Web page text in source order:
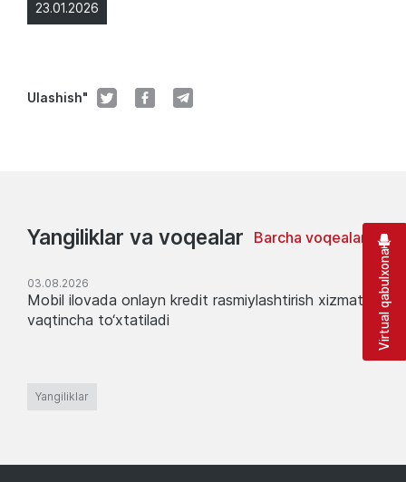
23.01.2026
Ulashish"
Yangiliklar va voqealar Barcha voqealar
03.08.2026
Mobil ilovada onlayn kredit rasmiylashtirish xizmati
vaqtincha to‘xtatiladi
Yangiliklar
Virtual qabulxona